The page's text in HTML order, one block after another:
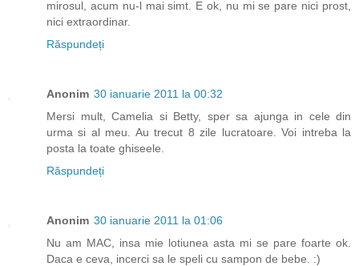
mirosul, acum nu-l mai simt. E ok, nu mi se pare nici prost,
nici extraordinar.
Răspundeți
Anonim 30 ianuarie 2011 la 00:32
Mersi mult, Camelia si Betty, sper sa ajunga in cele din
urma si al meu. Au trecut 8 zile lucratoare. Voi intreba la
posta la toate ghiseele.
Răspundeți
Anonim 30 ianuarie 2011 la 01:06
Nu am MAC, insa mie lotiunea asta mi se pare foarte ok.
Daca e ceva, incerci sa le speli cu sampon de bebe. :)